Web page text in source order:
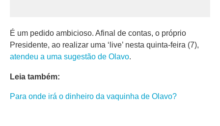
É um pedido ambicioso. Afinal de contas, o próprio
Presidente, ao realizar uma ‘live’ nesta quinta-feira (7),
atendeu a uma sugestão de Olavo.
Leia também:
Para onde irá o dinheiro da vaquinha de Olavo?